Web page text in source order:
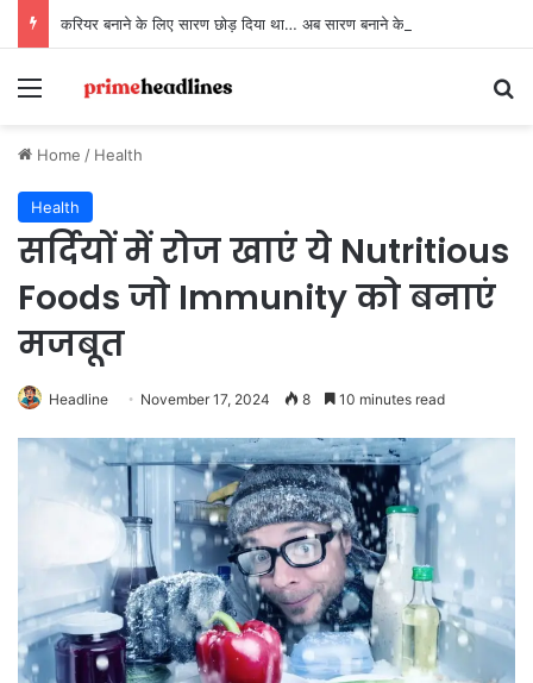
करियर बनाने के लिए सारण छोड़ दिया था… अब सारण बनाने के लिए लौट रहे हैं
Menu
Home / Health
Health
सर्दियों में रोज खाएं ये Nutritious
Foods जो Immunity को बनाएं
मजबूत
Headline November 17, 2024 8 10 minutes read